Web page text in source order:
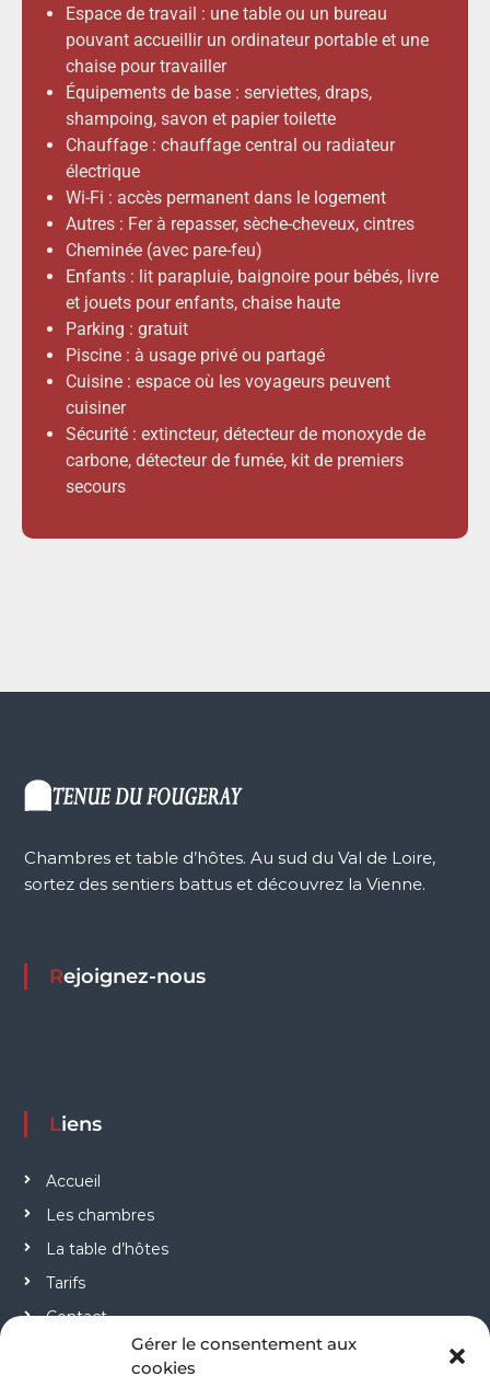
Gérer le consentement aux
cookies
Espace de travail : une table ou un bureau
pouvant accueillir un ordinateur portable et une
chaise pour travailler
Équipements de base : serviettes, draps,
shampoing, savon et papier toilette
Chauffage : chauffage central ou radiateur
électrique
Wi-Fi : accès permanent dans le logement
Autres : Fer à repasser, sèche-cheveux, cintres
Cheminée (avec pare-feu)
Enfants : lit parapluie, baignoire pour bébés, livre
et jouets pour enfants, chaise haute
Parking : gratuit
Piscine : à usage privé ou partagé
Cuisine : espace où les voyageurs peuvent
cuisiner
Sécurité : extincteur, détecteur de monoxyde de
carbone, détecteur de fumée, kit de premiers
secours
Chambres et table d’hôtes. Au sud du Val de Loire,
sortez des sentiers battus et découvrez la Vienne.
Rejoignez-nous
Liens
Accueil
Les chambres
La table d’hôtes
Tarifs
Contact